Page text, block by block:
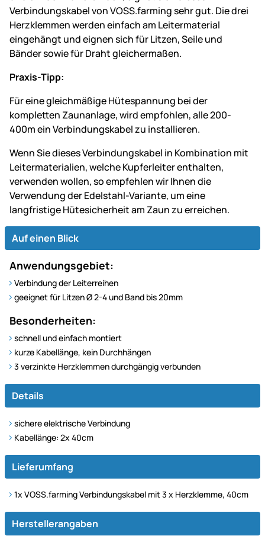
Verbindungskabel von VOSS.farming sehr gut. Die drei
Herzklemmen werden einfach am Leitermaterial
eingehängt und eignen sich für Litzen, Seile und
Bänder sowie für Draht gleichermaßen.
Praxis-Tipp:
Für eine gleichmäßige Hütespannung bei der
kompletten Zaunanlage, wird empfohlen, alle 200-
400m ein Verbindungskabel zu installieren.
Wenn Sie dieses Verbindungskabel in Kombination mit
Leitermaterialien, welche Kupferleiter enthalten,
verwenden wollen, so empfehlen wir Ihnen die
Verwendung der Edelstahl-Variante, um eine
langfristige Hütesicherheit am Zaun zu erreichen.
Auf einen Blick
Anwendungsgebiet:
Verbindung der Leiterreihen
geeignet für Litzen Ø 2-4 und Band bis 20mm
Besonderheiten:
schnell und einfach montiert
kurze Kabellänge, kein Durchhängen
3 verzinkte Herzklemmen durchgängig verbunden
Details
sichere elektrische Verbindung
Kabellänge: 2x 40cm
Lieferumfang
1x VOSS.farming Verbindungskabel mit 3 x Herzklemme, 40cm
Herstellerangaben